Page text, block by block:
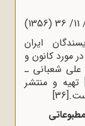
ایران
مورد کانون و
علی شعبانی ـ
تهیه و منتشر
[36]